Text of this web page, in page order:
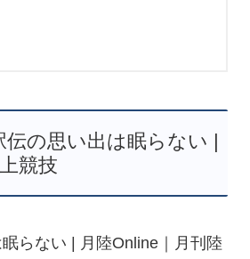
の思い出は眠らない |
競技
らない | 月陸Online｜月刊陸